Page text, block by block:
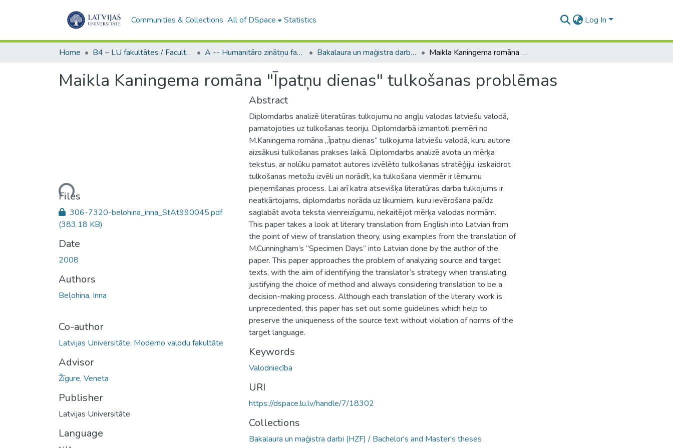
Communities & Collections All of DSpace Statistics Log In
Home B4 – LU fakultātes / Faculties of the UL A -- Humanitāro zinātņu fakultāte / Faculty of Humanities Bakalaura un maģistra darbi (HZF) / Bachelor's and Master's theses Maikla Kaningema romāna "Īpatņu dienas" tulkošanas problēmas
Maikla Kaningema romāna "Īpatņu dienas" tulkošanas problēmas
Loading...
Files
306-7320-belohina_inna_StAt990045.pdf
(383.18 KB)
Date
2008
Authors
Beļohina, Inna
Co-author
Latvijas Universitāte. Moderno valodu fakultāte
Advisor
Žīgure, Veneta
Publisher
Latvijas Universitāte
Language
Abstract
Diplomdarbs analizē literatūras tulkojumu no angļu valodas latviešu valodā,
pamatojoties uz tulkošanas teoriju. Diplomdarbā izmantoti piemēri no
M.Kaningema romāna „Īpatņu dienas” tulkojuma latviešu valodā, kuru autore
aizsākusi tulkošanas prakses laikā. Diplomdarbs analizē avota un mērķa
tekstus, ar nolūku pamatot autores izvēlēto tulkošanas stratēģiju, izskaidrot
tulkošanas metožu izvēli un norādīt, ka tulkošana vienmēr ir lēmumu
pieņemšanas process. Lai arī katra atsevišķa literatūras darba tulkojums ir
neatkārtojams, diplomdarbs norāda uz likumiem, kuru ievērošana palīdz
saglabāt avota teksta vienreizīgumu, nekaitējot mērķa valodas normām.
This paper takes a look at literary translation from English into Latvian from
the point of view of translation theory, using examples from the translation of
M.Cunningham’s “Specimen Days” into Latvian done by the author of the
paper. This paper approaches the problem of analyzing source and target
texts, with the aim of identifying the translator’s strategy when translating,
justifying the choice of method and always considering translation to be a
decision-making process. Although each translation of the literary work is
unprecedented, this paper has set out some guidelines which help to
preserve the uniqueness of the source text without violation of norms of the
target language.
Keywords
Valodniecība
URI
https://dspace.lu.lv/handle/7/18302
Collections
Bakalaura un maģistra darbi (HZF) / Bachelor's and Master's theses